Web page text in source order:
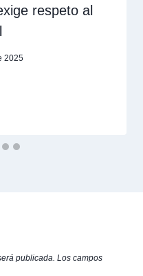
respeto al
2025
publicada. Los campos